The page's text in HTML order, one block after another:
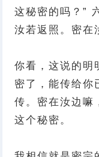
这秘密的吗？”
汝若返照。密在
你看，这说的明
密了，能传给你
传。密在汝边嘛
这个秘密。